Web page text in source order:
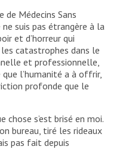
Médecins Sans
suis pas étrangère à la
et d’horreur qui
catastrophes dans le
et professionnelle,
l’humanité a à offrir,
profonde que le
s’est brisé en moi.
bureau, tiré les rideaux
pas fait depuis